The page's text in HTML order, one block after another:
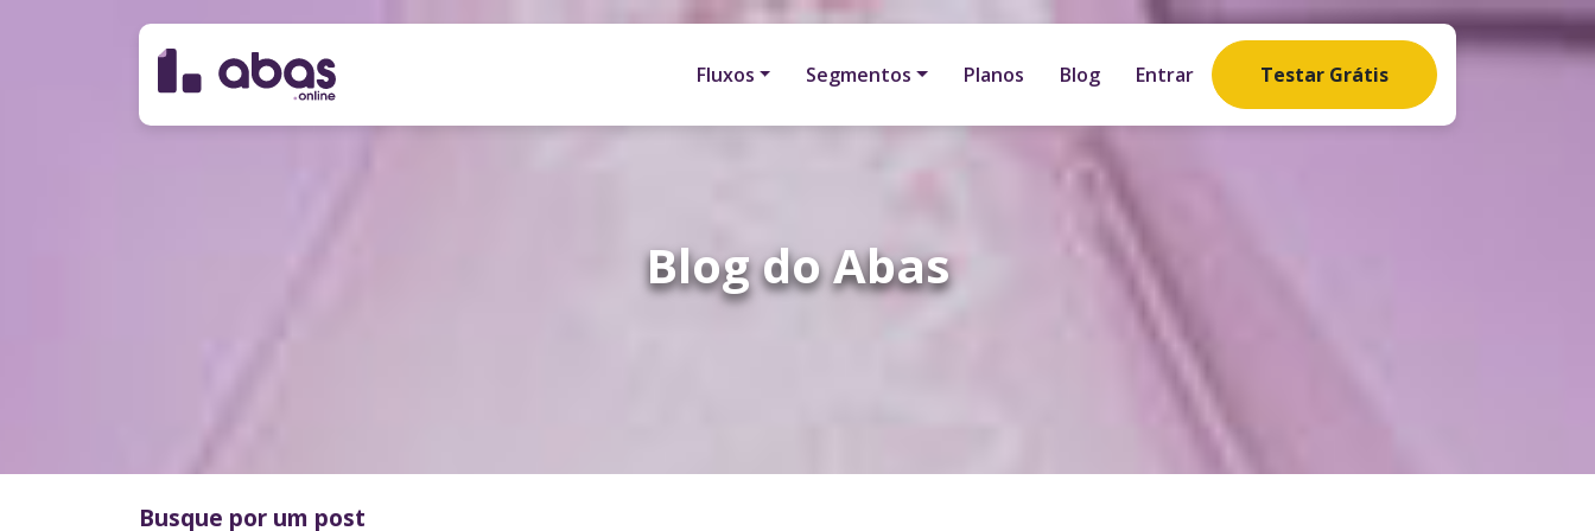
Fluxos Segmentos Planos Blog Entrar Testar Grátis
Blog do Abas
Busque por um post